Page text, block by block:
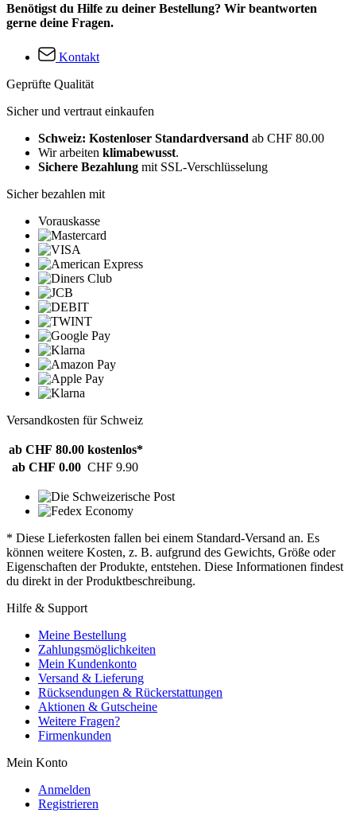
Benötigst du Hilfe zu deiner Bestellung? Wir beantworten
gerne deine Fragen.
Kontakt
Geprüfte Qualität
Sicher und vertraut einkaufen
Schweiz: Kostenloser Standardversand ab CHF 80.00
Wir arbeiten klimabewusst.
Sichere Bezahlung mit SSL-Verschlüsselung
Sicher bezahlen mit
Vorauskasse
Versandkosten für Schweiz
ab CHF 80.00 kostenlos*
ab CHF 0.00 CHF 9.90
* Diese Lieferkosten fallen bei einem Standard-Versand an. Es
können weitere Kosten, z. B. aufgrund des Gewichts, Größe oder
Eigenschaften der Produkte, entstehen. Diese Informationen findest
du direkt in der Produktbeschreibung.
Hilfe & Support
Meine Bestellung
Zahlungsmöglichkeiten
Mein Kundenkonto
Versand & Lieferung
Rücksendungen & Rückerstattungen
Aktionen & Gutscheine
Weitere Fragen?
Firmenkunden
Mein Konto
Anmelden
Registrieren